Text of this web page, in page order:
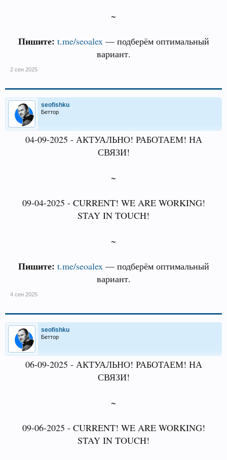
~
Пишите: t.me/seoalex— подберём оптимальный
вариант.
2 сен 2025
seofishku
Беттор
04-09-2025 - АКТУАЛЬНО! РАБОТАЕМ! НА
СВЯЗИ!
~
09-04-2025 - CURRENT! WE ARE WORKING!
STAY IN TOUCH!
~
Пишите: t.me/seoalex— подберём оптимальный
вариант.
4 сен 2025
seofishku
Беттор
06-09-2025 - АКТУАЛЬНО! РАБОТАЕМ! НА
СВЯЗИ!
~
09-06-2025 - CURRENT! WE ARE WORKING!
STAY IN TOUCH!